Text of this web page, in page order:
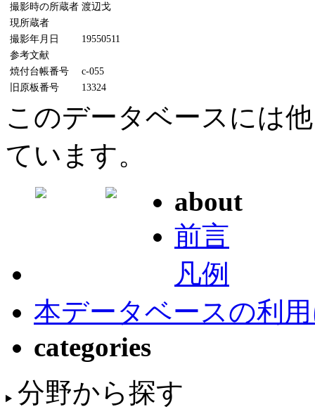
撮影時の所蔵者 渡辺戈
現所蔵者
撮影年月日
19550511
参考文献
焼付台帳番号
c-055
旧原板番号
13324
このデータベースには
ています。
about
前言
凡例
本データベースの利
categories
分野から探す